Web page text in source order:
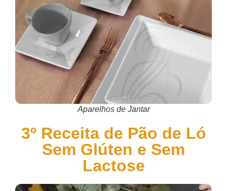
Aparelhos de Jantar
3º Receita de Pão de Ló
Sem Glúten e Sem
Lactose